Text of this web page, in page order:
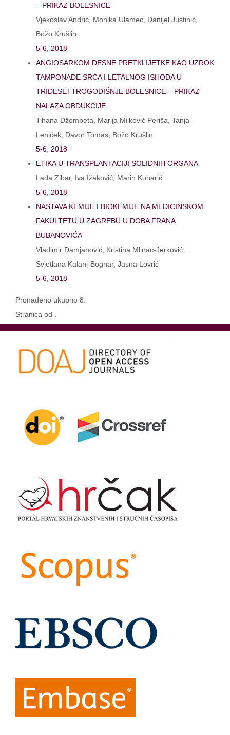
– PRIKAZ BOLESNICE
Vjekoslav Andrić, Monika Ulamec, Danijel Justinić,
Božo Krušlin
5-6 2018
ANGIOSARKOM DESNE PRETKLIJETKE KAO UZROK
TAMPONADE SRCA I LETALNOG ISHODA U
TRIDESETTROGODIŠNJE BOLESNICE – PRIKAZ
NALAZA OBDUKCIJE
Tihana Džombeta, Marija Milković Periša, Tanja
Leniček, Davor Tomas, Božo Krušlin
5-6 2018
ETIKA U TRANSPLANTACIJI SOLIDNIH ORGANA
Lada Zibar, Iva Ižaković, Marin Kuharić
5-6 2018
NASTAVA KEMIJE I BIOKEMIJE NA MEDICINSKOM
FAKULTETU U ZAGREBU U DOBA FRANA
BUBANOVIĆA
Vladimir Damjanović, Kristina Mlinac-Jerković,
Svjetlana Kalanj-Bognar, Jasna Lovrić
5-6 2018
Pronađeno ukupno 8.
Stranica od .